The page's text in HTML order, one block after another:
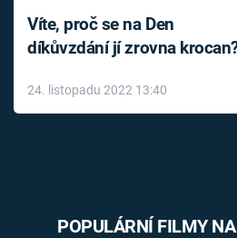
Víte, proč se na Den
díkůvzdání jí zrovna
24. listopadu 2022 13:40
POPULÁRNÍ FILMY